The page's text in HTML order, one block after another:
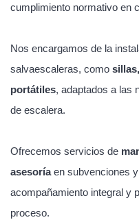
cumplimiento normativo en
Nos encargamos de la
salvaescaleras, como
portátiles, adaptados a las
de escalera.
Ofrecemos servicios de
asesoríaen subvenciones
acompañamiento integral y
proceso.